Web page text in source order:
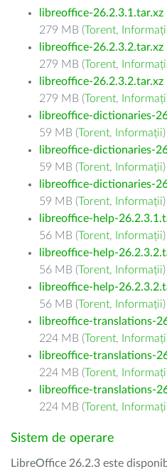
libreoffice-26.2.3.1.tar.xz
279 MB (Torent,
libreoffice-26.2.3.2.tar.xz
279 MB (Torent,
libreoffice-26.2.3.2.tar.xz
279 MB (Torent,
libreoffice-dictionaries-
59 MB (Torent, Informații)
libreoffice-dictionaries-
59 MB (Torent, Informații)
libreoffice-dictionaries-
59 MB (Torent, Informații)
libreoffice-help-
56 MB (Torent, Informații)
libreoffice-help-
56 MB (Torent, Informații)
libreoffice-help-
56 MB (Torent, Informații)
libreoffice-translations-
224 MB (Torent,
libreoffice-translations-
224 MB (Torent,
libreoffice-translations-
224 MB (Torent,
Sistem de operare
LibreOffice 26.2.3 este